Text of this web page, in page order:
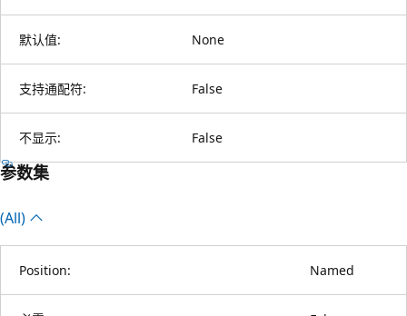
默认值: None
支持通配符: False
不显示: False
参数集
(All)
Position: Named